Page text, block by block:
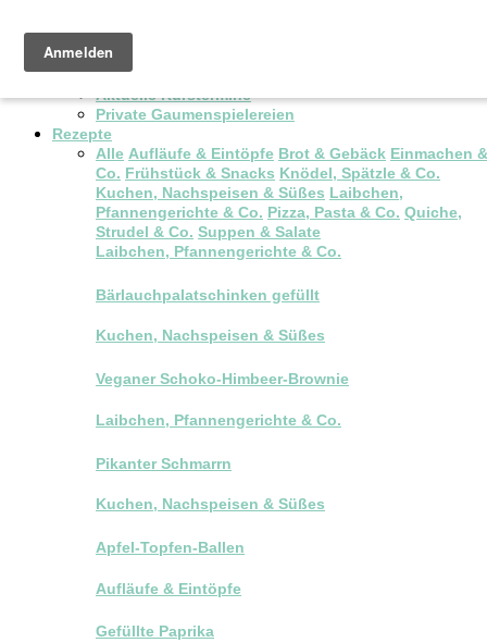
Pop-up Brunch
Kochkurse & Workshops
Aktuelle Kurstermine
Private Gaumenspielereien
Rezepte
Alle Aufläufe & Eintöpfe Brot & Gebäck Einmachen &
Co. Frühstück & Snacks Knödel, Spätzle & Co.
Kuchen, Nachspeisen & Süßes Laibchen,
Pfannengerichte & Co. Pizza, Pasta & Co. Quiche,
Strudel & Co. Suppen & Salate
Laibchen, Pfannengerichte & Co.
Bärlauchpalatschinken gefüllt
Kuchen, Nachspeisen & Süßes
Veganer Schoko-Himbeer-Brownie
Laibchen, Pfannengerichte & Co.
Pikanter Schmarrn
Kuchen, Nachspeisen & Süßes
Apfel-Topfen-Ballen
Aufläufe & Eintöpfe
Gefüllte Paprika